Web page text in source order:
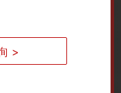
>